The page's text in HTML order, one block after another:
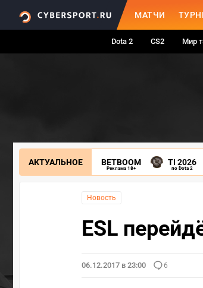
МАТЧИ
Dota 2 CS2 Мир
АКТУАЛЬНОЕ BETBOOM
Реклама 18+
TI 2026
по Dota 2
Новость
ESL
06.12.2017 в 23:00 6